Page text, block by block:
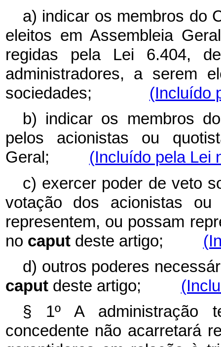
a) indicar os membros do
eleitos em Assembleia
regidas pela Lei 6.404,
administradores, a serem
sociedades; (Incluído
b) indicar os membros
pelos acionistas ou
Geral; (Incluído pela Lei
c) exercer poder de veto
votação dos acionistas ou
representem, ou possam
no caput deste artigo;
d) outros poderes
caput deste artigo;
§ 1º A administração
concedente não acarretará